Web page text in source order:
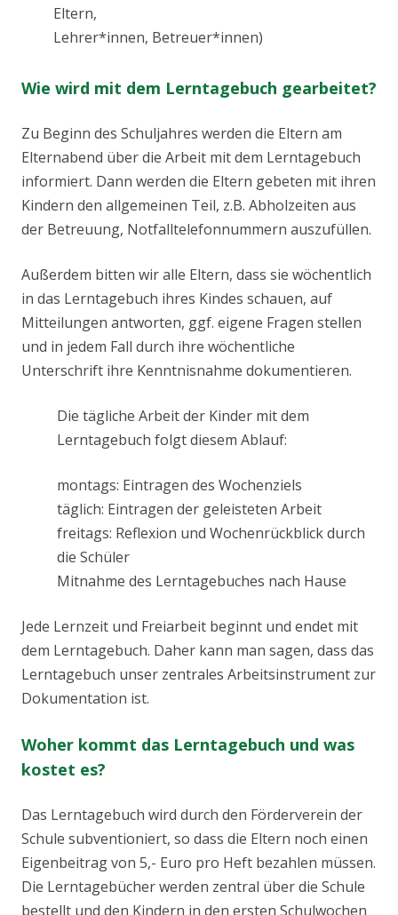
Eltern,
Lehrer*innen, Betreuer*innen)
Wie wird mit dem Lerntagebuch gearbeitet?
Zu Beginn des Schuljahres werden die Eltern am
Elternabend über die Arbeit mit dem Lerntagebuch
informiert. Dann werden die Eltern gebeten mit ihren
Kindern den allgemeinen Teil, z.B. Abholzeiten aus
der Betreuung, Notfalltelefonnummern auszufüllen.
Außerdem bitten wir alle Eltern, dass sie wöchentlich
in das Lerntagebuch ihres Kindes schauen, auf
Mitteilungen antworten, ggf. eigene Fragen stellen
und in jedem Fall durch ihre wöchentliche
Unterschrift ihre Kenntnisnahme dokumentieren.
Die tägliche Arbeit der Kinder mit dem
Lerntagebuch folgt diesem Ablauf:
montags: Eintragen des Wochenziels
täglich: Eintragen der geleisteten Arbeit
freitags: Reflexion und Wochenrückblick durch
die Schüler
Mitnahme des Lerntagebuches nach Hause
Jede Lernzeit und Freiarbeit beginnt und endet mit
dem Lerntagebuch. Daher kann man sagen, dass das
Lerntagebuch unser zentrales Arbeitsinstrument zur
Dokumentation ist.
Woher kommt das Lerntagebuch und was
kostet es?
Das Lerntagebuch wird durch den Förderverein der
Schule subventioniert, so dass die Eltern noch einen
Eigenbeitrag von 5,- Euro pro Heft bezahlen müssen.
Die Lerntagebücher werden zentral über die Schule
bestellt und den Kindern in den ersten Schulwochen